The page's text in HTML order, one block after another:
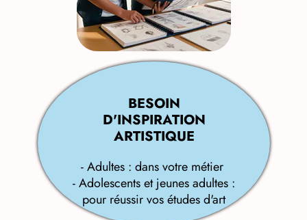
BESOIN
D'INSPIRATION
ARTISTIQUE
- Adultes : dans votre métier
- Adolescents et jeunes adultes :
pour réussir vos études d'art